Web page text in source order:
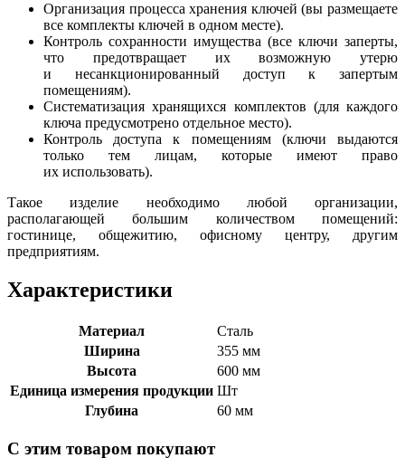
Организация процесса хранения ключей (вы размещаете
все комплекты ключей в одном месте).
Контроль сохранности имущества (все ключи заперты,
что предотвращает их возможную утерю
и несанкционированный доступ к запертым
помещениям).
Систематизация хранящихся комплектов (для каждого
ключа предусмотрено отдельное место).
Контроль доступа к помещениям (ключи выдаются
только тем лицам, которые имеют право
их использовать).
Такое изделие необходимо любой организации,
располагающей большим количеством помещений:
гостинице, общежитию, офисному центру, другим
предприятиям.
Характеристики
Материал
Сталь
Ширина
355 мм
Высота
600 мм
Единица измерения продукции Шт
Глубина
60 мм
С этим товаром покупают